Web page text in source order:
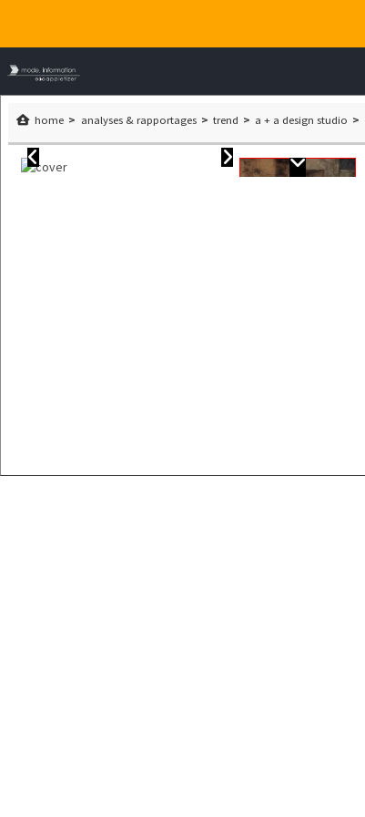
home analyses & rapportages trend a + a design studio